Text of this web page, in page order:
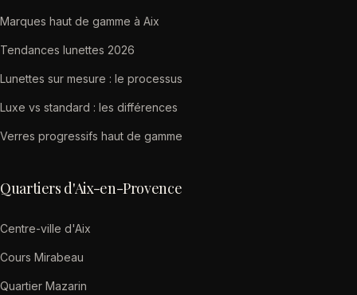
Marques haut de gamme à Aix
Tendances lunettes 2026
Lunettes sur mesure : le processus
Luxe vs standard : les différences
Verres progressifs haut de gamme
Quartiers d'Aix-en-Provence
Centre-ville d'Aix
Cours Mirabeau
Quartier Mazarin